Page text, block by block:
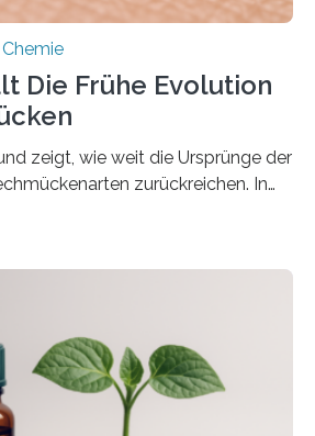
Die Frühe Evolution
zeigt, wie weit die Ursprünge der
zurückreichen. In
älteste bekannte Stechmücken-
und hat sich in
erhalten. Es konnte als neue
beschrieben werden und trägt
primaevus. Dieser erste
Stechmückenlarve in Bernstein
ersten Fossilfund einer